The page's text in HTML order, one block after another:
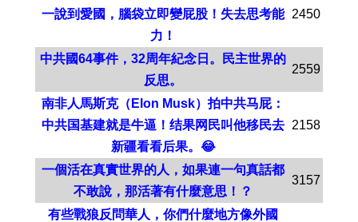
一說到愛國，腦袋立即變屁股！失去思考能
力！
2450
中共國64事件，32周年紀念日。民主世界的
反思。
2559
南非人馬斯克（Elon Musk）拍中共马屁：
中共国基建就是牛逼！结果网民叫他移民去
新疆看看后果。😂
2158
一個活在真實世界的人，如果連一句真話都
不敢說，那活著有什麼意思！？
3157
有些戰狼反問華人，你們什麼地方像外國